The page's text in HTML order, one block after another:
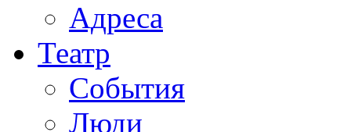
Адреса
Театр
События
Люди